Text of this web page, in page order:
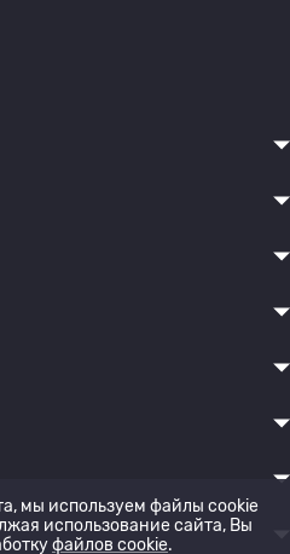
мы используем файлы cookie
использование сайта, Вы
файлов cookie.